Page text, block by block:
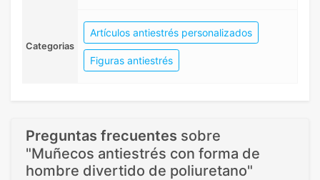
Categorias
Artículos antiestrés personalizados
Figuras antiestrés
Preguntas frecuentes sobre
"Muñecos antiestrés con forma de
hombre divertido de poliuretano"